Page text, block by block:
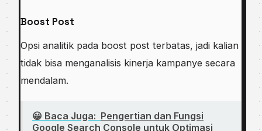
Boost Post
Opsi analitik pada boost post terbatas, jadi kalian
tidak bisa menganalisis kinerja kampanye secara
mendalam.
😀 Baca Juga: Pengertian dan Fungsi
Google Search Console untuk Optimasi